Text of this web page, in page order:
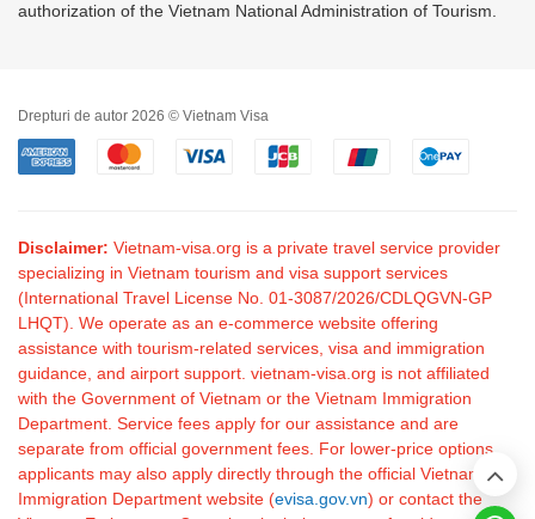
authorization of the Vietnam National Administration of Tourism.
Drepturi de autor 2026 © Vietnam Visa
Disclaimer: Vietnam-visa.org is a private travel service provider
specializing in Vietnam tourism and visa support services
(International Travel License No. 01-3087/2026/CDLQGVN-GP
LHQT). We operate as an e-commerce website offering
assistance with tourism-related services, visa and immigration
guidance, and airport support. vietnam-visa.org is not affiliated
with the Government of Vietnam or the Vietnam Immigration
Department. Service fees apply for our assistance and are
separate from official government fees. For lower-price options,
applicants may also apply directly through the official Vietnam
Immigration Department website (evisa.gov.vn) or contact the